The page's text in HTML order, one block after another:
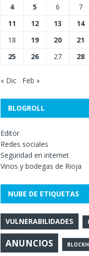
4
5 6 7
11
12 13 14
18
19 20 21
25
26 27 28
« Dic Feb »
BLOGROLL
Editor
Redes sociales
Seguridad en internet
Vinos y bodegas de Rioja
NUBE DE ETIQUETAS
VULNERABILIDADES
ANUNCIOS